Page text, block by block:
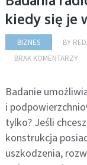
kiedy się je
BIZNES BY
BRAK KOMENTARZY
Badanie
i
tylko? Jeśli
konstrukcja
uszkodzenia,